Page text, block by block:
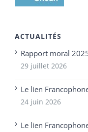
ACTUALITÉS
Rapport moral
29 juillet 2026
Le lien
24 juin 2026
Le lien